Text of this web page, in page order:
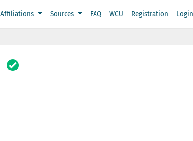
Affiliations Sources FAQ WCU Registration Login